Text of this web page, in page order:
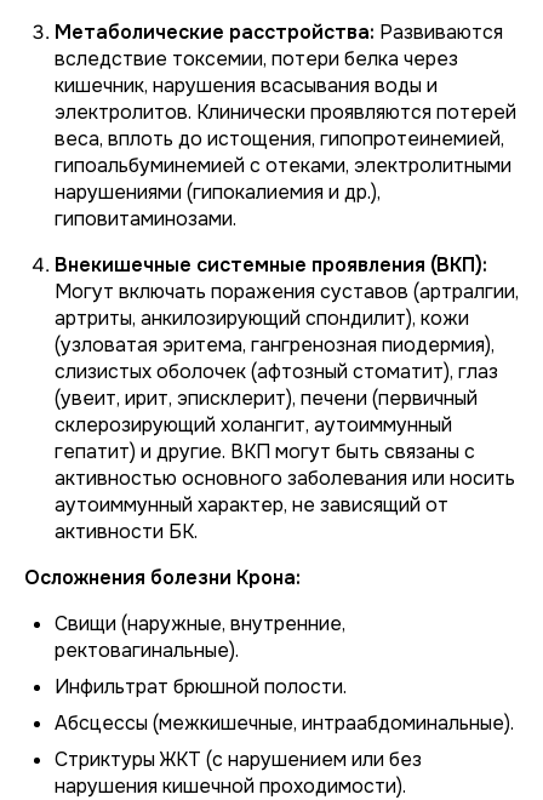
Метаболические расстройства: Развиваются
вследствие токсемии, потери белка через
кишечник, нарушения всасывания воды и
электролитов. Клинически проявляются потерей
веса, вплоть до истощения, гипопротеинемией,
гипоальбуминемией с отеками, электролитными
нарушениями (гипокалиемия и др.),
гиповитаминозами.
Внекишечные системные проявления (ВКП):
Могут включать поражения суставов (артралгии,
артриты, анкилозирующий спондилит), кожи
(узловатая эритема, гангренозная пиодермия),
слизистых оболочек (афтозный стоматит), глаз
(увеит, ирит, эписклерит), печени (первичный
склерозирующий холангит, аутоиммунный
гепатит) и другие. ВКП могут быть связаны с
активностью основного заболевания или носить
аутоиммунный характер, не зависящий от
активности БК.
Осложнения болезни Крона:
Свищи (наружные, внутренние,
ректовагинальные).
Инфильтрат брюшной полости.
Абсцессы (межкишечные, интраабдоминальные).
Стриктуры ЖКТ (с нарушением или без
нарушения кишечной проходимости).